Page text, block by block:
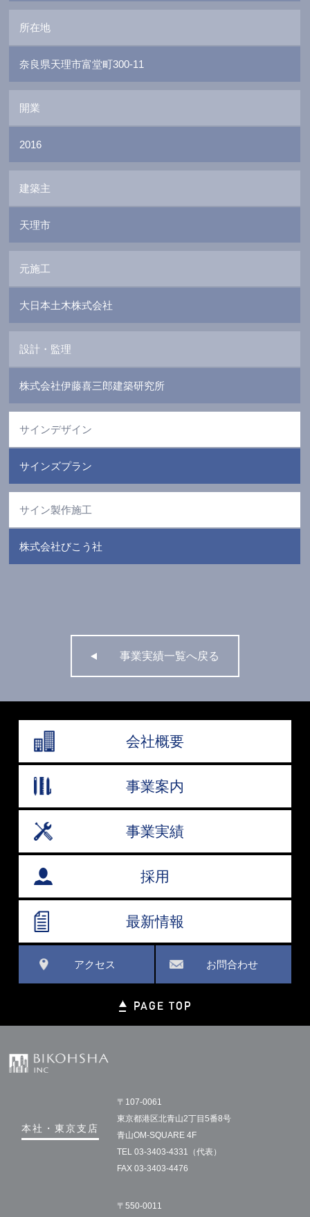
所在地
奈良県天理市富堂町300-11
開業
2016
建築主
天理市
元施工
大日本土木株式会社
設計・監理
株式会社伊藤喜三郎建築研究所
サインデザイン
サインズプラン
サイン製作施工
株式会社びこう社
事業実績一覧へ戻る
会社概要
事業案内
事業実績
採用
最新情報
アクセス お問合わせ
PAGE TOP
本社・東京支店
〒107-0061
東京都港区北青山2丁目5番8号
青山OM-SQUARE 4F
TEL 03-3403-4331（代表）
FAX 03-3403-4476
〒550-0011